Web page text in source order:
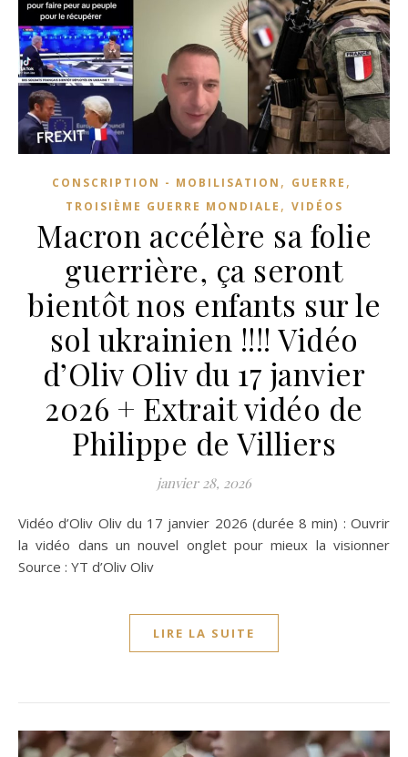
CONSCRIPTION - MOBILISATION , GUERRE ,
TROISIÈME GUERRE MONDIALE , VIDÉOS
Macron accélère sa folie
guerrière, ça seront
bientôt nos enfants sur le
sol ukrainien !!!! Vidéo
d’Oliv Oliv du 17 janvier
2026 + Extrait vidéo de
Philippe de Villiers
janvier 28, 2026
Vidéo d’Oliv Oliv du 17 janvier 2026 (durée 8 min) : Ouvrir
la vidéo dans un nouvel onglet pour mieux la visionner
Source : YT d’Oliv Oliv
LIRE LA SUITE